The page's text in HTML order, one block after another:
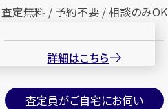
査定無料 / 予約不要 / 相談のみOK
詳細はこちら
査定員がご自宅にお伺い